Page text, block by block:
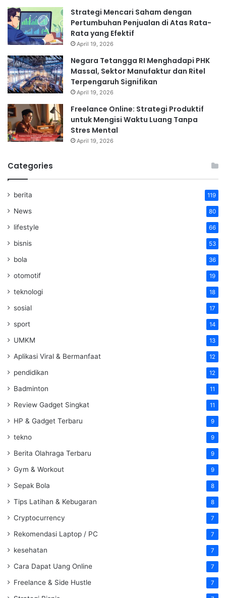
Strategi Mencari Saham dengan
Pertumbuhan Penjualan di Atas Rata-
Rata yang Efektif
April 19, 2026
Negara Tetangga RI Menghadapi PHK
Massal, Sektor Manufaktur dan Ritel
Terpengaruh Signifikan
April 19, 2026
Freelance Online: Strategi Produktif
untuk Mengisi Waktu Luang Tanpa
Stres Mental
April 19, 2026
Categories
berita 119
News 80
lifestyle 66
bisnis 53
bola 36
otomotif 19
teknologi 18
sosial 17
sport 14
UMKM 13
Aplikasi Viral & Bermanfaat 12
pendidikan 12
Badminton 11
Review Gadget Singkat 11
HP & Gadget Terbaru 9
tekno 9
Berita Olahraga Terbaru 9
Gym & Workout 9
Sepak Bola 8
Tips Latihan & Kebugaran 8
Cryptocurrency 7
Rekomendasi Laptop / PC 7
kesehatan 7
Cara Dapat Uang Online 7
Freelance & Side Hustle 7